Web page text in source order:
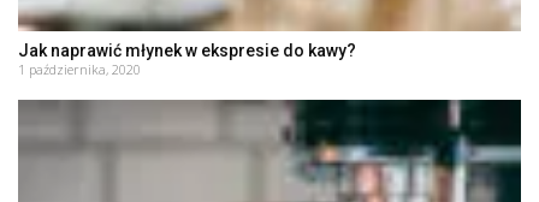
Jak naprawić młynek w ekspresie do kawy?
1 października, 2020